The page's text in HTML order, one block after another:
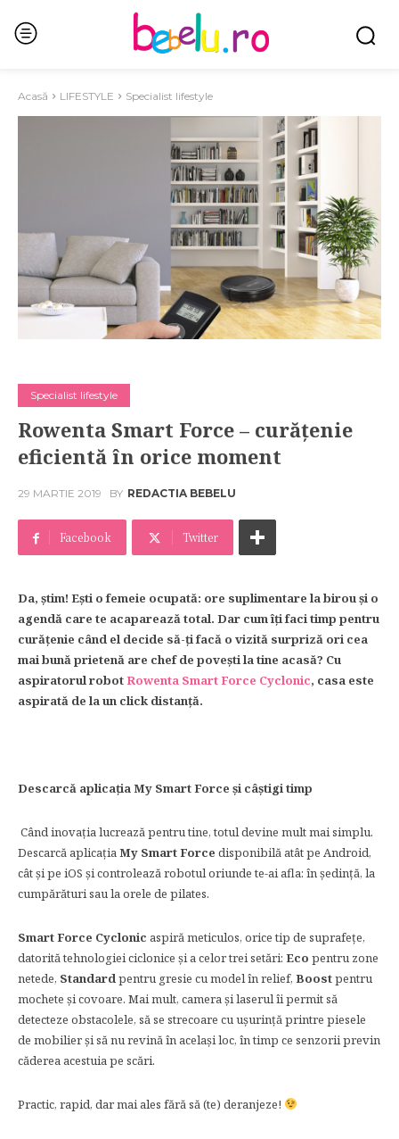
Acasă LIFESTYLE Specialist lifestyle
Specialist lifestyle
Rowenta Smart Force – curățenie
eficientă în orice moment
29 MARTIE 2019 BY REDACTIA BEBELU
Facebook Twitter
Da, știm! Ești o femeie ocupată: ore suplimentare la birou și o
agendă care te acaparează total. Dar cum îți faci timp pentru
curățenie când el decide să-ți facă o vizită surpriză ori cea
mai bună prietenă are chef de povești la tine acasă? Cu
aspiratorul robotRowenta Smart Force Cyclonic, casa este
aspirată de la un click distanță.
Descarcă aplicația My Smart Force și câștigi timp
Când inovația lucrează pentru tine, totul devine mult mai simplu.
Descarcă aplicațiaMy Smart Force disponibilă atât pe Android,
cât și pe iOS și controlează robotul oriunde te-ai afla: în ședință, la
cumpărături sau la orele de pilates.
Smart Force Cyclonic aspiră meticulos, orice tip de suprafețe,
datorită tehnologiei ciclonice și a celor trei setări: Eco pentru zone
netede, Standardpentru gresie cu model în relief, Boostpentru
mochete și covoare. Mai mult, camera și laserul îi permit să
detecteze obstacolele, să se strecoare cu ușurință printre piesele
de mobilier și să nu revină în același loc, în timp ce senzorii previn
căderea acestuia pe scări.
Practic, rapid, dar mai ales fără să (te) deranjeze!